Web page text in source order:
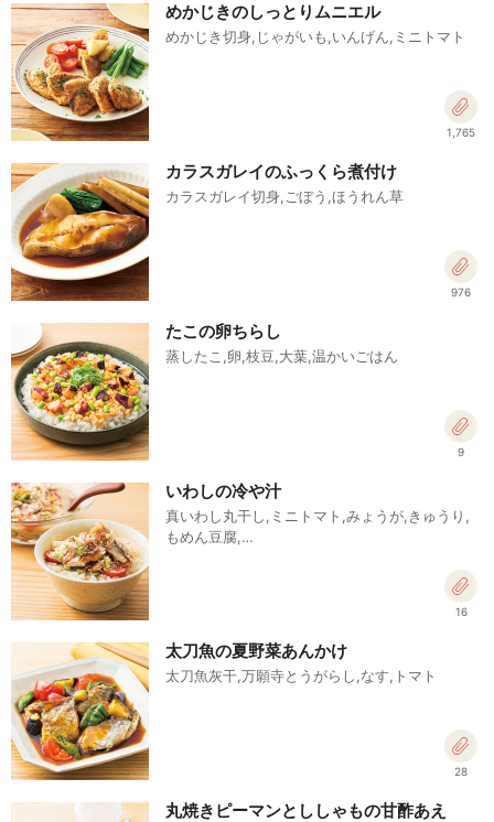
めかじきのしっとりムニエル
めかじき切身,じゃがいも,いんげん,ミニトマト
1,765
カラスガレイのふっくら煮付け
カラスガレイ切身,ごぼう,ほうれん草
976
たこの卵ちらし
蒸したこ,卵,枝豆,大葉,温かいごはん
9
いわしの冷や汁
真いわし丸干し,ミニトマト,みょうが,きゅうり,
もめん豆腐,…
16
太刀魚の夏野菜あんかけ
太刀魚灰干,万願寺とうがらし,なす,トマト
28
丸焼きピーマンとししゃもの甘酢あえ